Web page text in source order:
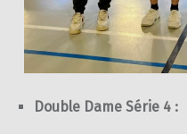
Double Dame Série 4 :